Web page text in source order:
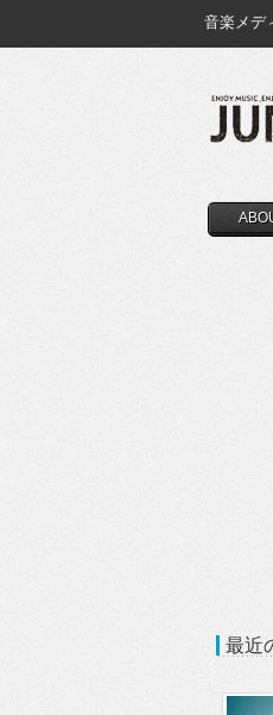
音楽メデ
最近